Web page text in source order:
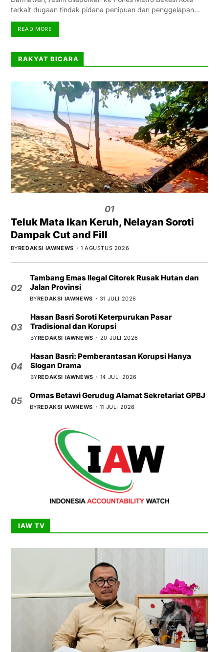
terkait dugaan tindak pidana penipuan dan penggelapan…
READ MORE
RAKYAT BICARA
01
Teluk Mata Ikan Keruh, Nelayan Soroti
Dampak Cut and Fill
BYREDAKSI IAWNEWS 1 AGUSTUS 2026
02
Tambang Emas Ilegal Citorek Rusak Hutan dan
Jalan Provinsi
BYREDAKSI IAWNEWS 31 JULI 2026
03
Hasan Basri Soroti Keterpurukan Pasar
Tradisional dan Korupsi
BYREDAKSI IAWNEWS 20 JULI 2026
04
Hasan Basri: Pemberantasan Korupsi Hanya
Slogan Drama
BYREDAKSI IAWNEWS 14 JULI 2026
05
Ormas Betawi Gerudug Alamat Sekretariat GPBJ
BYREDAKSI IAWNEWS 11 JULI 2026
IAW TV